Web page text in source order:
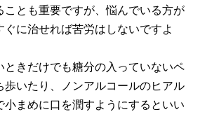
ことも重要ですが、悩んでいる方が
ぐに治せれば苦労はしないですよ
ときだけでも糖分の入っていないペ
歩いたり、ノンアルコールのヒアル
小まめに口を潤すようにするといい